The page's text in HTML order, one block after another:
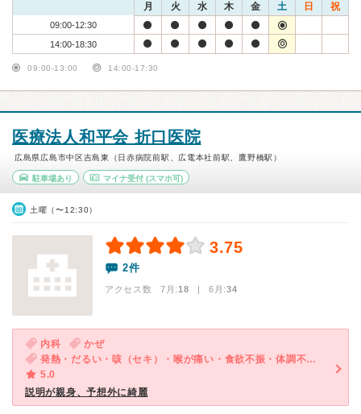
月 火 水 木 金 土 日 祝
09:00-12:30
14:00-18:30
09:00-13:00 14:00-17:30
医療法人和平会 折口医院
広島県広島市中区吉島東（日赤病院前駅、広電本社前駅、鷹野橋駅）
駐車場あり マイナ受付(スマホ可)
土曜（〜12:30）
3.75
2件
アクセス数 7月:18 | 6月:34
内科
かぜ
発熱・だるい・咳（セキ）・喉が痛い・食欲不振・体調不良・急性の下痢
5.0
説明が親身、予想外に綺麗